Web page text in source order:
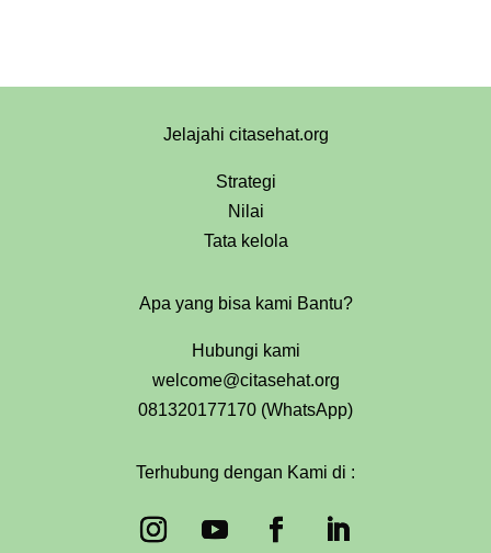
Jelajahi citasehat.org
Strategi
Nilai
Tata kelola
Apa yang bisa kami Bantu?
Hubungi kami
welcome@citasehat.org
081320177170 (WhatsApp)
Terhubung dengan Kami di :